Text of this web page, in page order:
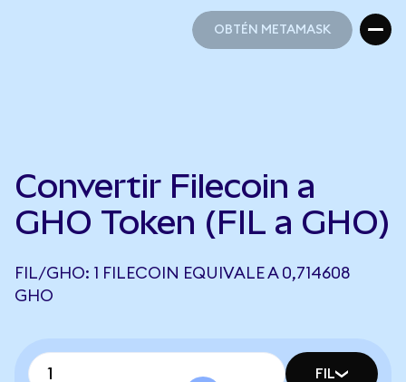
OBTÉN METAMASK
Convertir Filecoin a
GHO Token (FIL a GHO)
FIL/GHO: 1 FILECOIN EQUIVALE A 0,714608
GHO
FIL